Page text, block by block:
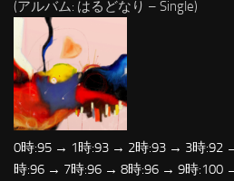
(アルバム: はるどなり – Single)
0時:95 → 1時:93 → 2時:93 → 3時:92
時:96 → 7時:96 → 8時:96 → 9時:100